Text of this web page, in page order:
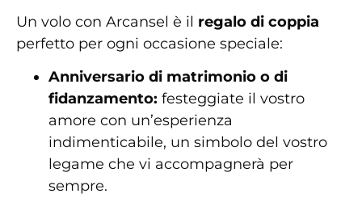
Un volo con Arcansel è il regalo di coppia
perfetto per ogni occasione speciale:
Anniversario di matrimonio o di
fidanzamento: festeggiate il vostro
amore con un’esperienza
indimenticabile, un simbolo del vostro
legame che vi accompagnerà per
sempre.